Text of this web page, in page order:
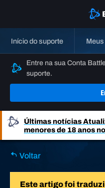
Início do suporte
Entre na sua Conta
suporte.
Últimas notícias
menores de 18 anos
Voltar
Este artigo foi